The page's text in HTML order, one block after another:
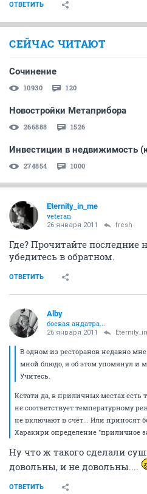
ОТВЕТИТЬ
СЕЙЧАС ЧИТАЮТ
Сочинение
10930 120
Новостройки Метаприбора
266888 1526
Инвестиции в недвижимость
274854 1000
Eternity_in_me
veteran
26 января 2011 fresh
Где? Прочитайте последние
убедитесь в обратном.
ОТВЕТИТЬ
Alby
боевая андатра...
26 января 2011
В одном из ресторанов недавно
мной блюдо, я об этом упомянул и
Учитесь.
Кстати да, в приличных местах есть
не соответствует температурному
не включают в счёт... Или приносят
Харакири определение "приличное
Ну что ж такого сделали
довольны, и не довольны....
ОТВЕТИТЬ